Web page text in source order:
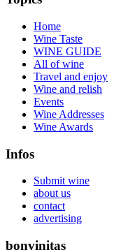
Home
Wine Taste
WINE GUIDE
All of wine
Travel and enjoy
Wine and relish
Events
Wine Addresses
Wine Awards
Infos
Submit wine
about us
contact
advertising
bonvinitas